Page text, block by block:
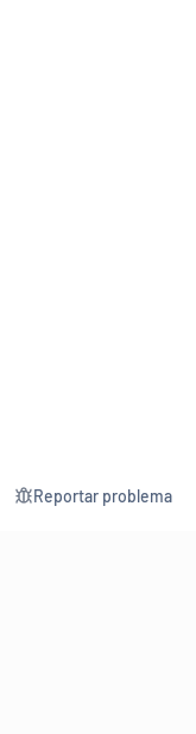
Reportar problema